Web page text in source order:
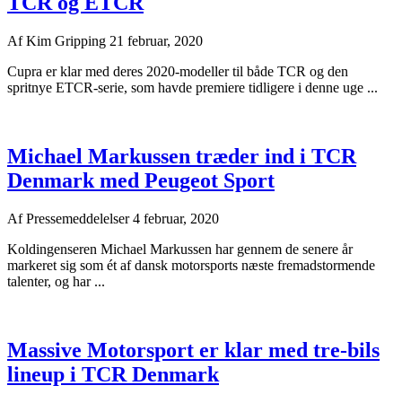
AfKim Gripping 21 februar, 2020
Cupra er klar med deres 2020-modeller til både TCR og den
spritnye ETCR-serie, som havde premiere tidligere i denne uge ...
Michael Markussen træder ind i TCR
Denmark med Peugeot Sport
AfPressemeddelelser4 februar, 2020
Koldingenseren Michael Markussen har gennem de senere år
markeret sig som ét af dansk motorsports næste fremadstormende
talenter, og har ...
Massive Motorsport er klar med tre-bils
lineup i TCR Denmark